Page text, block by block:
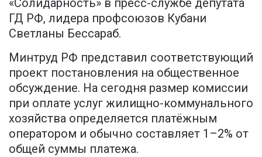
«Солидарность» в пресс-службе депутата
ГД РФ, лидера профсоюзов Кубани
Светланы Бессараб.
Минтруд РФ представил соответствующий
проект постановления на общественное
обсуждение. На сегодня размер комиссии
при оплате услуг жилищно-коммунального
хозяйства определяется платёжным
оператором и обычно составляет 1–2% от
общей суммы платежа.